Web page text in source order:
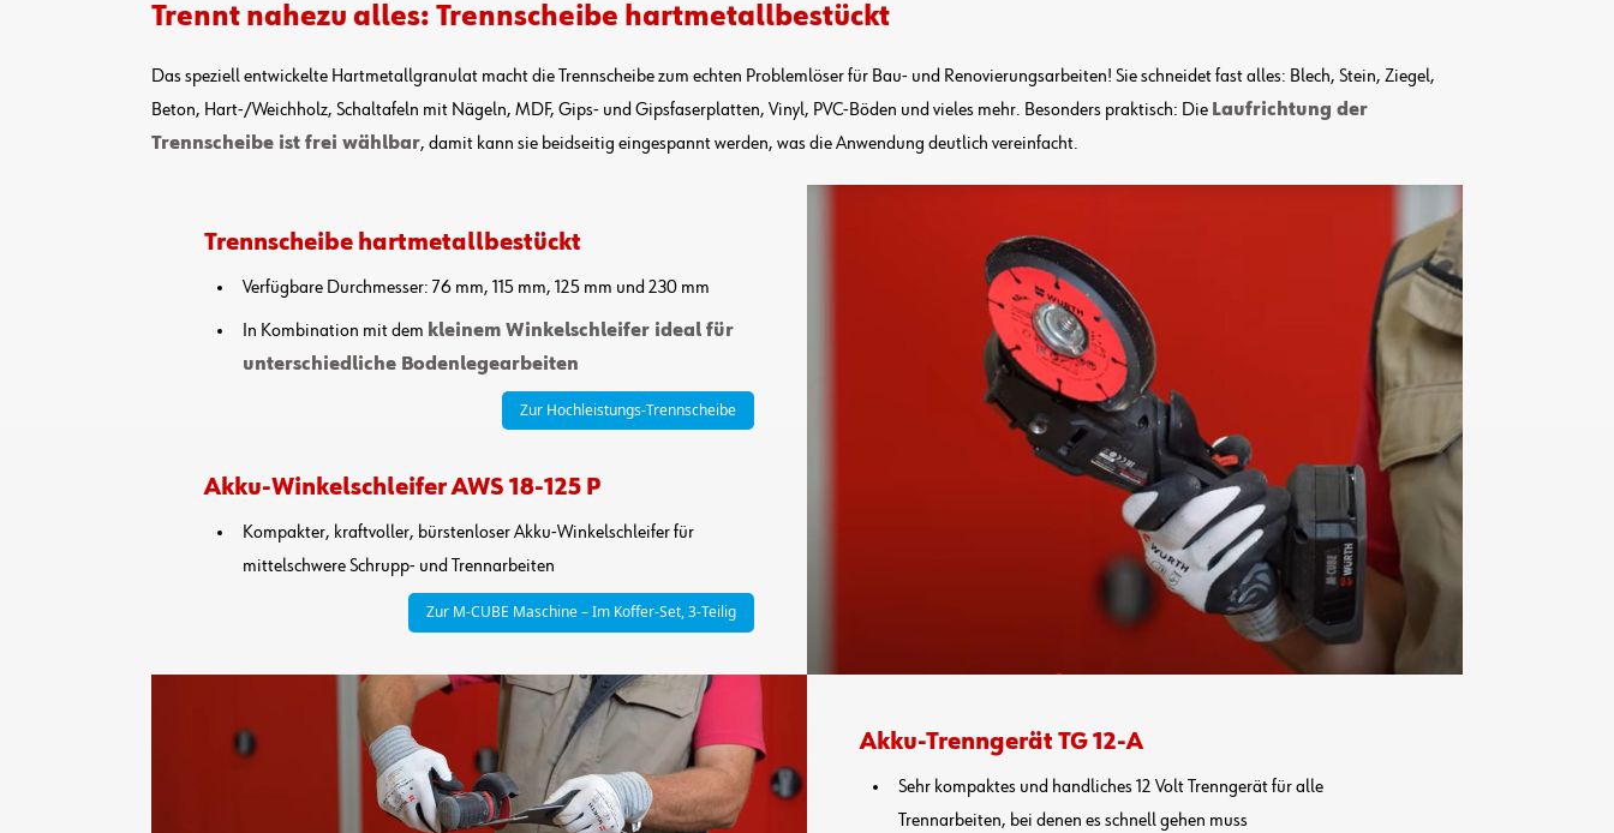
Trennt nahezu alles: Trennscheibe hartmetallbestückt
Das speziell entwickelte Hartmetallgranulat macht die Trennscheibe zum echten Problemlöser für Bau- und Renovierungsarbeiten! Sie schneidet fast alles: Blech, Stein, Ziegel,
Beton, Hart-/Weichholz, Schaltafeln mit Nägeln, MDF, Gips- und Gipsfaserplatten, Vinyl, PVC-Böden und vieles mehr. Besonders praktisch: Die Laufrichtung der
Trennscheibe ist frei wählbar, damit kann sie beidseitig eingespannt werden, was die Anwendung deutlich vereinfacht.
Trennscheibe hartmetallbestückt
Verfügbare Durchmesser: 76 mm, 115 mm, 125 mm und 230 mm
In Kombination mit dem kleinem Winkelschleifer ideal für
unterschiedliche Bodenlegearbeiten
Zur Hochleistungs-Trennscheibe
Akku-Winkelschleifer AWS 18-125 P
Kompakter, kraftvoller, bürstenloser Akku-Winkelschleifer für
mittelschwere Schrupp- und Trennarbeiten
Zur M-CUBE Maschine – Im Koffer-Set, 3-Teilig
Akku-Trenngerät TG 12-A
Sehr kompaktes und handliches 12 Volt Trenngerät für alle
Trennarbeiten, bei denen es schnell gehen muss